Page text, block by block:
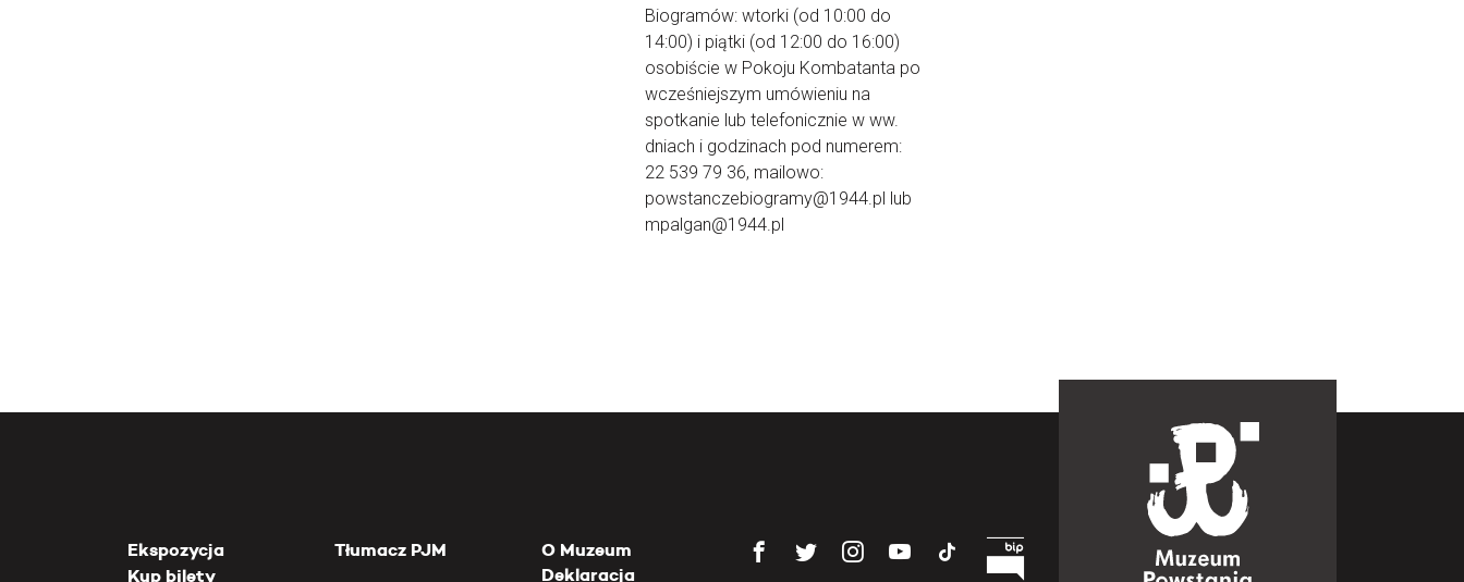
Biogramów: wtorki (od 10:00 do
14:00) i piątki (od 12:00 do 16:00)
osobiście w Pokoju Kombatanta po
wcześniejszym umówieniu na
spotkanie lub telefonicznie w ww.
dniach i godzinach pod numerem:
22 539 79 36, mailowo:
powstanczebiogramy@1944.pl lub
mpalgan@1944.pl
Ekspozycja
Kup bilety
Tłumacz PJM
O Muzeum
Deklaracja